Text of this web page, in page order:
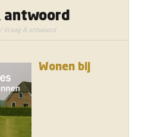
antwoord
/ Vraag & antwoord
Wonen bij